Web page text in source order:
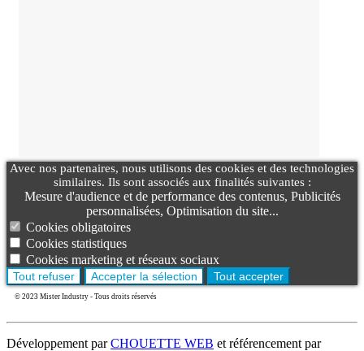
Avec nos partenaires, nous utilisons des cookies et des technologies
similaires. Ils sont associés aux finalités suivantes :
Mesure d'audience et de performance des contenus, Publicités
personnalisées, Optimisation du site...
Cookies obligatoires
Cookies statistiques
Cookies marketing et réseaux sociaux
Tout refuser Accepter la sélection Tout accepter
© 2023 Mister Industry - Tous droits réservés
Développement parCHOUETTE WEB et référencement par